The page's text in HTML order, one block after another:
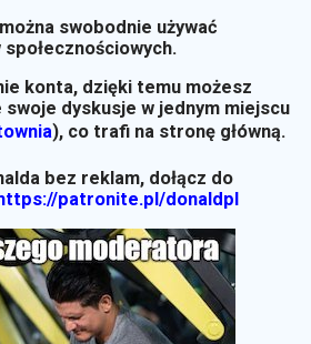
swobodnie używać
konta, dzięki temu możesz
dyskusje w jednym miejscu
), co trafi na stronę główną.
bez reklam, dołącz do
patronite.pl/donaldpl